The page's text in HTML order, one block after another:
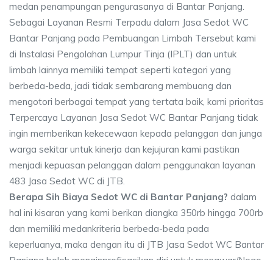
medan penampungan pengurasanya di Bantar Panjang.
Sebagai Layanan Resmi Terpadu dalam Jasa Sedot WC
Bantar Panjang pada Pembuangan Limbah Tersebut kami
di Instalasi Pengolahan Lumpur Tinja (IPLT) dan untuk
limbah lainnya memiliki tempat seperti kategori yang
berbeda-beda, jadi tidak sembarang membuang dan
mengotori berbagai tempat yang tertata baik, kami prioritas
Terpercaya Layanan Jasa Sedot WC Bantar Panjang tidak
ingin memberikan kekecewaan kepada pelanggan dan junga
warga sekitar untuk kinerja dan kejujuran kami pastikan
menjadi kepuasan pelanggan dalam penggunakan layanan
483 Jasa Sedot WC di JTB.
Berapa Sih Biaya Sedot WC di Bantar Panjang? dalam
hal ini kisaran yang kami berikan diangka 350rb hingga 700rb
dan memiliki medankriteria berbeda-beda pada
keperluanya, maka dengan itu di JTB Jasa Sedot WC Bantar